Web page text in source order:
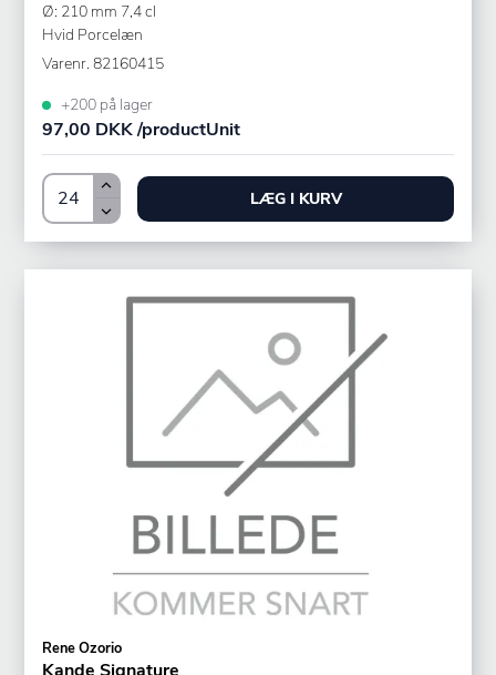
Ø: 210 mm 7,4 cl
Hvid Porcelæn
Varenr. 82160415
+200 på lager
97,00 DKK /productUnit
LÆG I KURV
Rene Ozorio